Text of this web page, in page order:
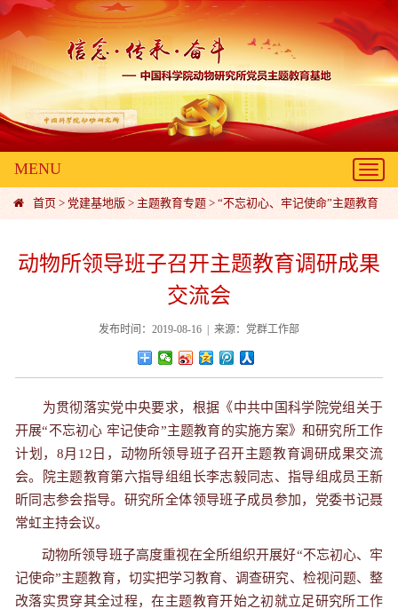
MENU
首页 > 党建基地版 > 主题教育专题 > “不忘初心、牢记使命”主题教育
动物所领导班子召开主题教育调研成果
交流会
发布时间：2019-08-16 | 来源：党群工作部
为贯彻落实党中央要求，根据《中共中国科学院党组关于
开展“不忘初心 牢记使命”主题教育的实施方案》和研究所工作
计划， 8月 12 日，动物所领导班子召开主题教育调研成果交流
会。院主题教育第六指导组组长李志毅同志、指导组成员王新
昕同志参会指导。研究所全体领导班子成员参加，党委书记聂
常虹主持会议。
动物所领导班子高度重视在全所组织开展好“不忘初心、牢
记使命”主题教育，切实把学习教育、调查研究、检视问题、整
改落实贯穿其全过程，在主题教育开始之初就立足研究所工作